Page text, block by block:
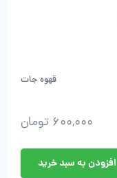
قهوه جات
600,000 تومان
افزودن به سبد خرید